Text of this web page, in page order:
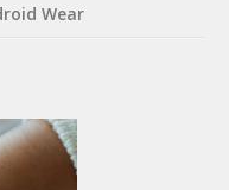
Wear